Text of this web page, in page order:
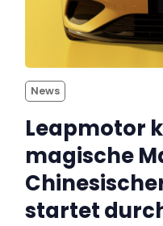
News
Leapmotor
magische
startet